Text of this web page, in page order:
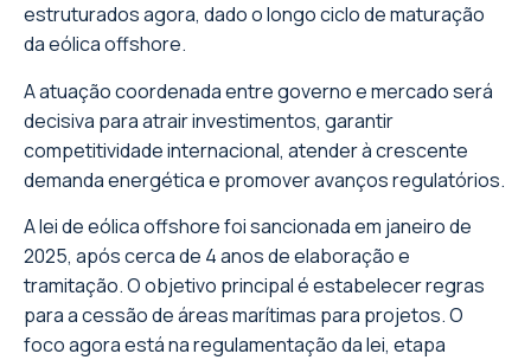
estruturados agora, dado o longo ciclo de maturação
da eólica offshore.
A atuação coordenada entre governo e mercado será
decisiva para atrair investimentos, garantir
competitividade internacional, atender à crescente
demanda energética e promover avanços regulatórios.
A lei de eólica offshore foi sancionada em janeiro de
2025, após cerca de 4 anos de elaboração e
tramitação. O objetivo principal é estabelecer regras
para a cessão de áreas marítimas para projetos. O
foco agora está na regulamentação da lei, etapa